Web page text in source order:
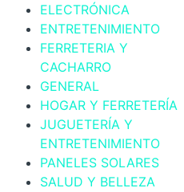
ELECTRÓNICA
ENTRETENIMIENTO
FERRETERIA Y
CACHARRO
GENERAL
HOGAR Y FERRETERÍA
JUGUETERÍA Y
ENTRETENIMIENTO
PANELES SOLARES
SALUD Y BELLEZA